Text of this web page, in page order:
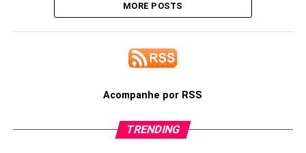
MORE POSTS
Acompanhe por RSS
TRENDING